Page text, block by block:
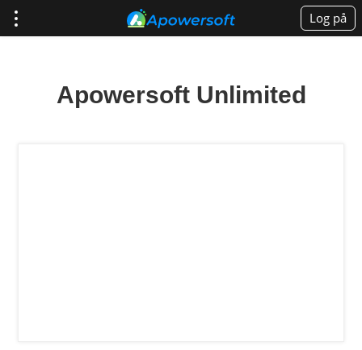
Log på
Apowersoft Unlimited